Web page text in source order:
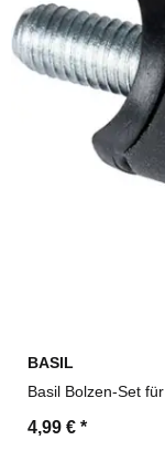
BASIL
Basil Bolzen-Set
4,99 € *